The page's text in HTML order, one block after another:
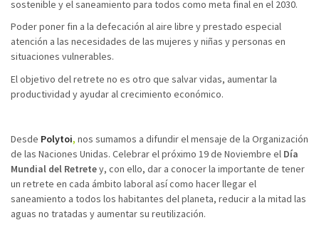
sostenible y el saneamiento para todos como meta final en el 2030.
Poder poner fin a la defecación al aire libre y prestado especial
atención a las necesidades de las mujeres y niñas y personas en
situaciones vulnerables.
El objetivo del retrete no es otro que salvar vidas, aumentar la
productividad y ayudar al crecimiento económico.
Desde Polytoi, nos sumamos a difundir el mensaje de la Organización
de las Naciones Unidas. Celebrar el próximo 19 de Noviembre el Día
Mundial del Retretey, con ello, dar a conocer la importante de tener
un retrete en cada ámbito laboral así como hacer llegar el
saneamiento a todos los habitantes del planeta, reducir a la mitad las
aguas no tratadas y aumentar su reutilización.